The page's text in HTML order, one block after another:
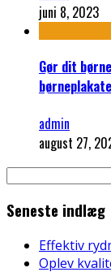
juni 8, 2023
Gør dit
admin
august 27,
Seneste indlæg
Effektiv
Oplev